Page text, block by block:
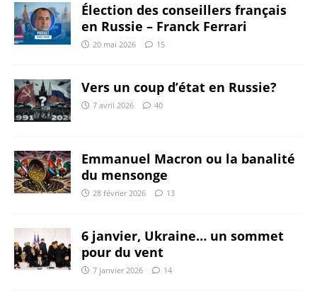
Élection des conseillers français
en Russie – Franck Ferrari
20 mai 2026 15
Vers un coup d’état en Russie?
7 avril 2026 40
Emmanuel Macron ou la banalité
du mensonge
28 février 2026 13
6 janvier, Ukraine… un sommet
pour du vent
7 janvier 2026 14